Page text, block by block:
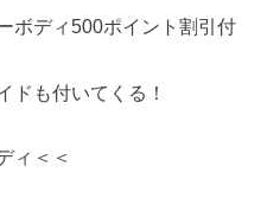
ボディ500ポイント割引付
ドも付いてくる！
ィ＜＜